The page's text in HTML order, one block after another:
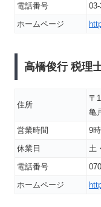
電話番号
03-
ホームページ
高橋俊行 税理
住所
〒
亀
営業時間
9
休業日
土
電話番号
ホームページ